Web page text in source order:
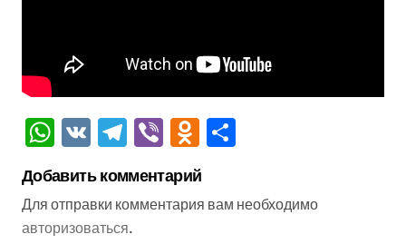
WhatsApp
VK Telegram
ViberOdnoklassniki
Добавить комментарий
Для отправки комментария вам необходимо
авторизоваться.